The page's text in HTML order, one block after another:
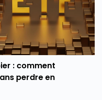
: comment
perdre en